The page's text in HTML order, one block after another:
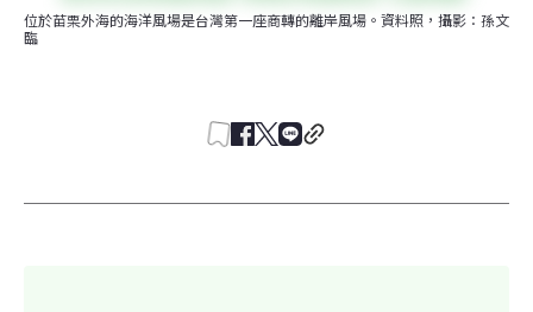
位於苗栗外海的海洋風場是台灣第一座商轉的離岸風場。資料照，攝影：孫文
臨